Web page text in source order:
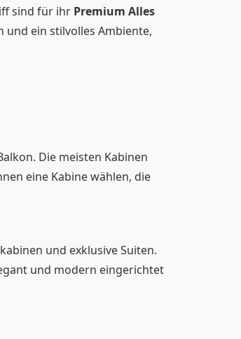
sind für ihr Premium Alles
und ein stilvolles Ambiente,
Die meisten Kabinen
eine Kabine wählen, die
und exklusive Suiten.
und modern eingerichtet